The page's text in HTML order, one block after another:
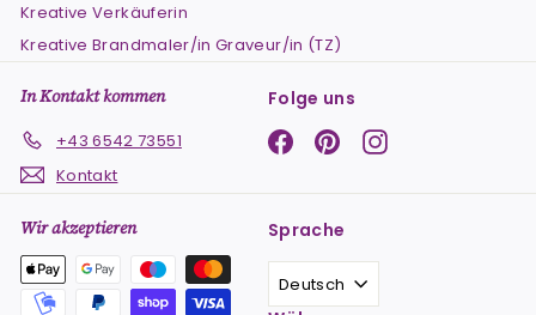
Kreative Verkäuferin
Kreative Brandmaler/in Graveur/in (TZ)
In Kontakt kommen
+43 6542 73551
Kontakt
Folge uns
Facebook
PinterestInstagram
Wir akzeptieren Sprache
Deutsch